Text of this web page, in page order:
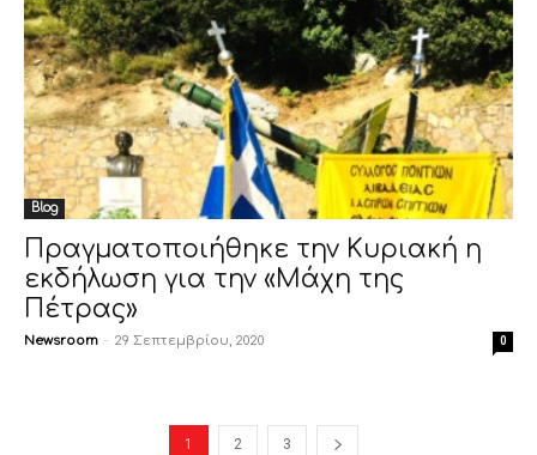
Blog
Πραγματοποιήθηκε την Κυριακή η
εκδήλωση για την «Μάχη της
Πέτρας»
Newsroom - 29 Σεπτεμβρίου, 2020 0
1 2 3